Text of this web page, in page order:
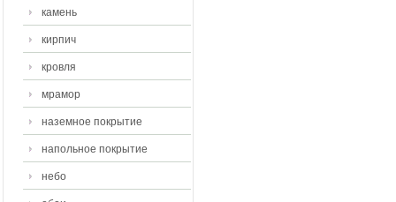
камень
кирпич
кровля
мрамор
наземное покрытие
напольное покрытие
небо